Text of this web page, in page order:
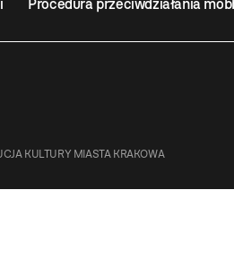
Procedura przeciwdziałania
KULTURY MIASTA KRAKOWA